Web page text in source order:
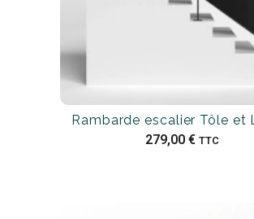
Rambarde escalier Tôle et
279,00 € TTC